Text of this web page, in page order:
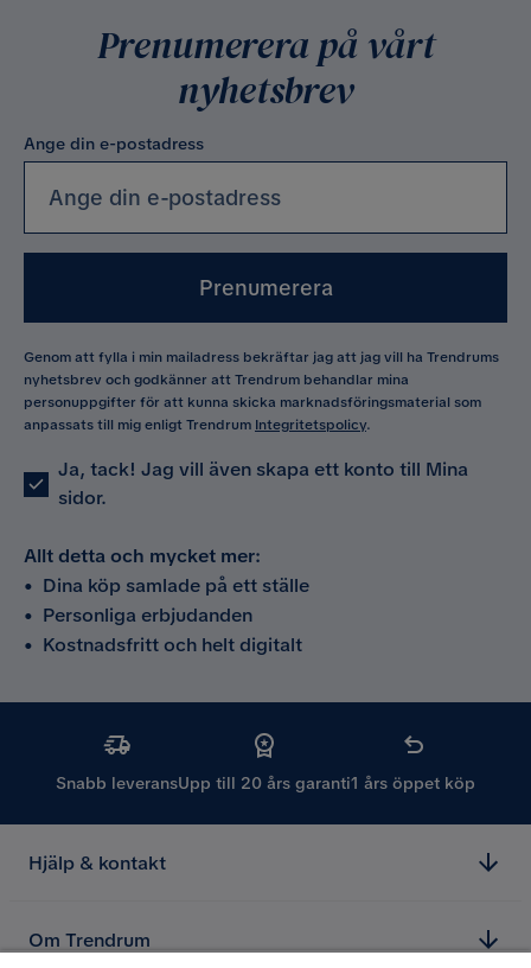
Prenumerera på vårt
nyhetsbrev
Ange din e-postadress
Prenumerera
Genom att fylla i min mailadress bekräftar jag att jag vill ha Trendrums
nyhetsbrev och godkänner att Trendrum behandlar mina
personuppgifter för att kunna skicka marknadsföringsmaterial som
anpassats till mig enligt Trendrum Integritetspolicy.
Ja, tack! Jag vill även skapa ett konto till Mina
sidor.
Allt detta och mycket mer:
• Dina köp samlade på ett ställe
• Personliga erbjudanden
• Kostnadsfritt och helt digitalt
Snabb leveransUpp till 20 års garanti1 års öppet köp
Hjälp & kontakt
Om Trendrum